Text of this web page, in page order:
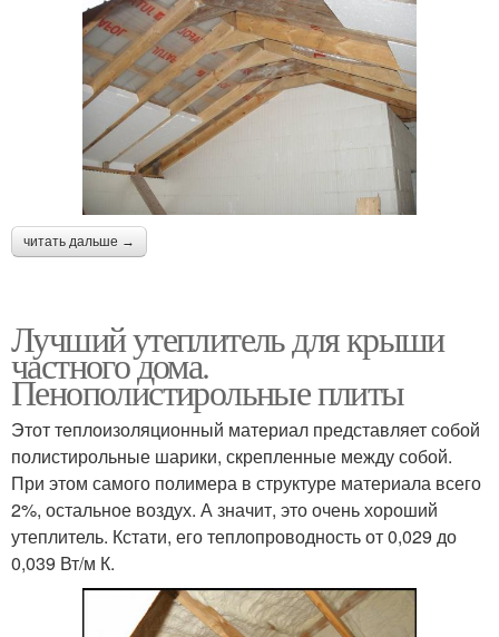
читать дальше →
Лучший утеплитель для крыши
частного дома.
Пенополистирольные плиты
Этот теплоизоляционный материал представляет собой
полистирольные шарики, скрепленные между собой.
При этом самого полимера в структуре материала всего
2%, остальное воздух. А значит, это очень хороший
утеплитель. Кстати, его теплопроводность от 0,029 до
0,039 Вт/м К.